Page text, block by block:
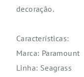
decoração.
Características:
Marca: Paramount
Linha: Seagrass